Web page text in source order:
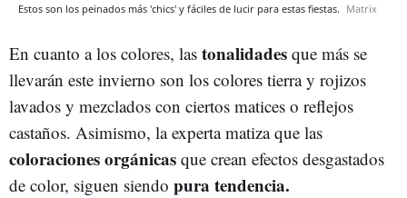
Estos son los peinados más 'chics' y fáciles de lucir para estas fiestas. Matrix
En cuanto a los colores, las tonalidades que más se
llevarán este invierno son los colores tierra y rojizos
lavados y mezclados con ciertos matices o reflejos
castaños. Asimismo, la experta matiza que las
coloraciones orgánicas que crean efectos desgastados
de color, siguen siendo pura tendencia.